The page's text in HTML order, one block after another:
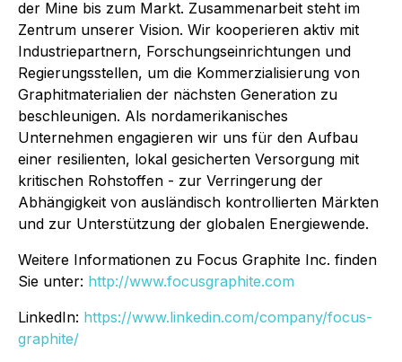
der Mine bis zum Markt. Zusammenarbeit steht im
Zentrum unserer Vision. Wir kooperieren aktiv mit
Industriepartnern, Forschungseinrichtungen und
Regierungsstellen, um die Kommerzialisierung von
Graphitmaterialien der nächsten Generation zu
beschleunigen. Als nordamerikanisches
Unternehmen engagieren wir uns für den Aufbau
einer resilienten, lokal gesicherten Versorgung mit
kritischen Rohstoffen - zur Verringerung der
Abhängigkeit von ausländisch kontrollierten Märkten
und zur Unterstützung der globalen Energiewende.
Weitere Informationen zu Focus Graphite Inc. finden
Sie unter: http://www.focusgraphite.com
LinkedIn: https://www.linkedin.com/company/focus-
graphite/